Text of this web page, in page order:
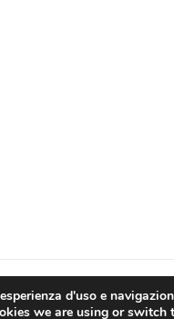
26 - 95014 Giarre
d'uso e
we are using or switch